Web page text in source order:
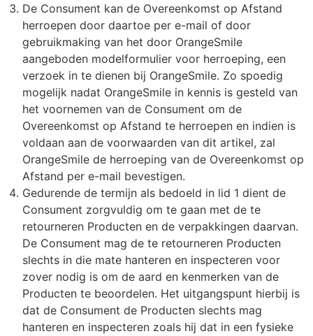
De Consument kan de Overeenkomst op Afstand
herroepen door daartoe per e-mail of door
gebruikmaking van het door OrangeSmile
aangeboden modelformulier voor herroeping, een
verzoek in te dienen bij OrangeSmile. Zo spoedig
mogelijk nadat OrangeSmile in kennis is gesteld van
het voornemen van de Consument om de
Overeenkomst op Afstand te herroepen en indien is
voldaan aan de voorwaarden van dit artikel, zal
OrangeSmile de herroeping van de Overeenkomst op
Afstand per e-mail bevestigen.
Gedurende de termijn als bedoeld in lid 1 dient de
Consument zorgvuldig om te gaan met de te
retourneren Producten en de verpakkingen daarvan.
De Consument mag de te retourneren Producten
slechts in die mate hanteren en inspecteren voor
zover nodig is om de aard en kenmerken van de
Producten te beoordelen. Het uitgangspunt hierbij is
dat de Consument de Producten slechts mag
hanteren en inspecteren zoals hij dat in een fysieke